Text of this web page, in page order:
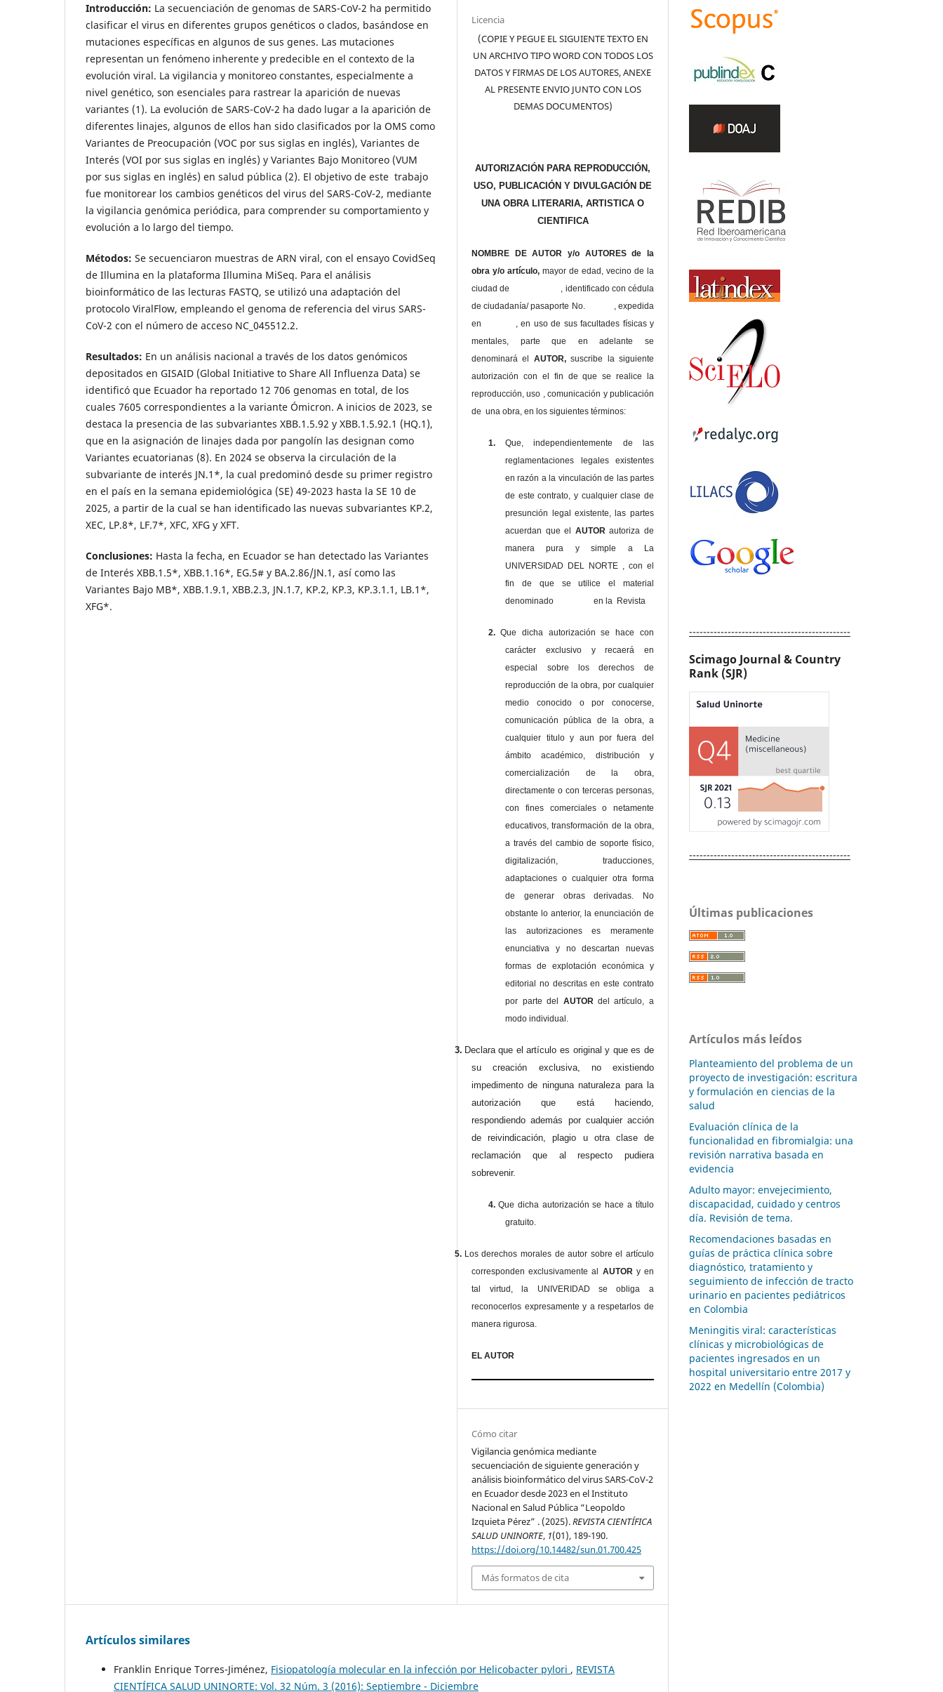
Introducción: La secuenciación de genomas de SARS-CoV-2 ha permitido
clasificar el virus en diferentes grupos genéticos o clados, basándose en
mutaciones específicas en algunos de sus genes. Las mutaciones
representan un fenómeno inherente y predecible en el contexto de la
evolución viral. La vigilancia y monitoreo constantes, especialmente a
nivel genético, son esenciales para rastrear la aparición de nuevas
variantes (1). La evolución de SARS-CoV-2 ha dado lugar a la aparición de
diferentes linajes, algunos de ellos han sido clasificados por la OMS como
Variantes de Preocupación (VOC por sus siglas en inglés), Variantes de
Interés (VOI por sus siglas en inglés) y Variantes Bajo Monitoreo (VUM
por sus siglas en inglés) en salud pública (2). El objetivo de este trabajo
fue monitorear los cambios genéticos del virus del SARS-CoV-2, mediante
la vigilancia genómica periódica, para comprender su comportamiento y
evolución a lo largo del tiempo.
Métodos: Se secuenciaron muestras de ARN viral, con el ensayo CovidSeq
de Illumina en la plataforma Illumina MiSeq. Para el análisis
bioinformático de las lecturas FASTQ, se utilizó una adaptación del
protocolo ViralFlow, empleando el genoma de referencia del virus SARS-
CoV-2 con el número de acceso NC_045512.2.
Resultados: En un análisis nacional a través de los datos genómicos
depositados en GISAID (Global Initiative to Share All Influenza Data) se
identificó que Ecuador ha reportado 12 706 genomas en total, de los
cuales 7605 correspondientes a la variante Ómicron. A inicios de 2023, se
destaca la presencia de las subvariantes XBB.1.5.92 y XBB.1.5.92.1 (HQ.1),
que en la asignación de linajes dada por pangolín las designan como
Variantes ecuatorianas (8). En 2024 se observa la circulación de la
subvariante de interés JN.1*, la cual predominó desde su primer registro
en el país en la semana epidemiológica (SE) 49-2023 hasta la SE 10 de
2025, a partir de la cual se han identificado las nuevas subvariantes KP.2,
XEC, LP.8*, LF.7*, XFC, XFG y XFT.
Conclusiones: Hasta la fecha, en Ecuador se han detectado las Variantes
de Interés XBB.1.5*, XBB.1.16*, EG.5# y BA.2.86/JN.1, así como las
Variantes Bajo MB*, XBB.1.9.1, XBB.2.3, JN.1.7, KP.2, KP.3, KP.3.1.1, LB.1*,
XFG*.
Licencia
(COPIE Y PEGUE EL SIGUIENTE TEXTO EN
UN ARCHIVO TIPO WORD CON TODOS LOS
DATOS Y FIRMAS DE LOS AUTORES, ANEXE
AL PRESENTE ENVIO JUNTO CON LOS
DEMAS DOCUMENTOS)
AUTORIZACIÓN PARA REPRODUCCIÓN,
USO, PUBLICACIÓN Y DIVULGACIÓN DE
UNA OBRA LITERARIA, ARTISTICA O
CIENTIFICA
NOMBRE DE AUTOR y/o AUTORES de la
obra y/o artículo,mayor de edad, vecino de la
ciudad de , identificado con cédula
de ciudadanía/ pasaporte No. , expedida
en , en uso de sus facultades físicas y
mentales, parte que en adelante se
denominará el AUTOR,suscribe la siguiente
autorización con el fin de que se realice la
reproducción, uso , comunicación y publicación
de una obra, en los siguientes términos:
1.
Que, independientemente de las
reglamentaciones legales existentes
en razón a la vinculación de las partes
de este contrato, y cualquier clase de
presunción legal existente, las partes
acuerdan que el AUTORautoriza de
manera pura y simple a La
UNIVERSIDAD DEL NORTE , con el
fin de que se utilice el material
denominado en la Revista
2. Que dicha autorización se hace con
carácter exclusivo y recaerá en
especial sobre los derechos de
reproducción de la obra, por cualquier
medio conocido o por conocerse,
comunicación pública de la obra, a
cualquier titulo y aun por fuera del
ámbito académico, distribución y
comercialización de la obra,
directamente o con terceras personas,
con fines comerciales o netamente
educativos, transformación de la obra,
a través del cambio de soporte físico,
digitalización, traducciones,
adaptaciones o cualquier otra forma
de generar obras derivadas. No
obstante lo anterior, la enunciación de
las autorizaciones es meramente
enunciativa y no descartan nuevas
formas de explotación económica y
editorial no descritas en este contrato
por parte del AUTOR del artículo, a
modo individual.
3. Declara que el artículo es original y que es de
su creación exclusiva, no existiendo
impedimento de ninguna naturaleza para la
autorización que está haciendo,
respondiendo además por cualquier acción
de reivindicación, plagio u otra clase de
reclamación que al respecto pudiera
sobrevenir.
4. Que dicha autorización se hace a título
gratuito.
5. Los derechos morales de autor sobre el artículo
corresponden exclusivamente al AUTOR y en
tal virtud, la UNIVERIDAD se obliga a
reconocerlos expresamente y a respetarlos de
manera rigurosa.
EL AUTOR
Cómo citar
Vigilancia genómica mediante
secuenciación de siguiente generación y
análisis bioinformático del virus SARS-CoV-2
en Ecuador desde 2023 en el Instituto
Nacional en Salud Pública “Leopoldo
Izquieta Pérez” . (2025).REVISTA CIENTÍFICA
SALUD UNINORTE, 1(01), 189-190.
https://doi.org/10.14482/sun.01.700.425
Más formatos de cita
Artículos similares
Franklin Enrique Torres-Jiménez, Fisiopatología molecular en la infección por Helicobacter pylori , REVISTA
CIENTÍFICA SALUD UNINORTE: Vol. 32 Núm. 3 (2016): Septiembre - Diciembre
----------------------------------------------
Scimago Journal & Country
Rank (SJR)
----------------------------------------------
Últimas publicaciones
Artículos más leídos
Planteamiento del problema de un
proyecto de investigación: escritura
y formulación en ciencias de la
salud
Evaluación clínica de la
funcionalidad en fibromialgia: una
revisión narrativa basada en
evidencia
Adulto mayor: envejecimiento,
discapacidad, cuidado y centros
día. Revisión de tema.
Recomendaciones basadas en
guías de práctica clínica sobre
diagnóstico, tratamiento y
seguimiento de infección de tracto
urinario en pacientes pediátricos
en Colombia
Meningitis viral: características
clínicas y microbiológicas de
pacientes ingresados en un
hospital universitario entre 2017 y
2022 en Medellín (Colombia)